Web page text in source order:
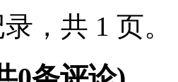
录，共 1 页。